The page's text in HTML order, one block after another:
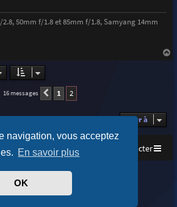
navigation, vous acceptez
En savoir plus
OK
50mm f/1.8 et 85mm f/1.8, Samyang 14mm
16 messages Précédente
1 2
Aller à
Nous contacter
Purplexion style byIan Bradley
phpBB® Forum Software © phpBB Limited
Traduit parphpBB-fr.com